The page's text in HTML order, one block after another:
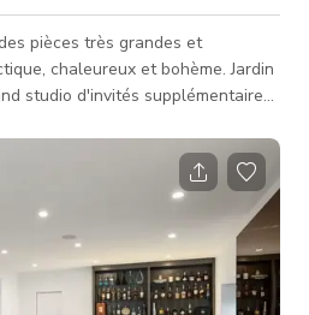
pièces très grandes et
chaleureux et bohème. Jardin
studio d'invités supplémentaire